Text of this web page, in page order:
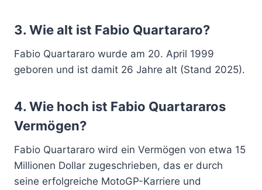
3. Wie alt ist Fabio Quartararo?
Fabio Quartararo wurde am 20. April 1999
geboren und ist damit 26 Jahre alt (Stand 2025).
4. Wie hoch ist Fabio Quartararos
Vermögen?
Fabio Quartararo wird ein Vermögen von etwa 15
Millionen Dollar zugeschrieben, das er durch
seine erfolgreiche MotoGP-Karriere und